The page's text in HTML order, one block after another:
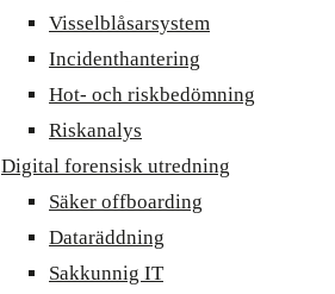
Visselblåsarsystem
Incidenthantering
Hot- och riskbedömning
Riskanalys
Digital forensisk utredning
Säker offboarding
Dataräddning
Sakkunnig IT